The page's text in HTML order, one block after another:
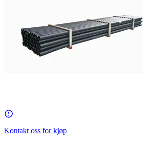
Kontakt oss for kjøp